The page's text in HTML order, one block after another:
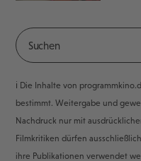
ℹ️ Die Inhalte von
bestimmt. Weitergabe und
Nachdruck nur mit
Filmkritiken dürfen
ihre Publikationen verwendet